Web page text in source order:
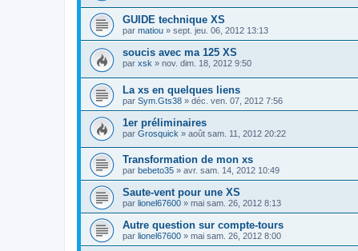
GUIDE technique XS
par matiou » sept. jeu. 06, 2012 13:13
soucis avec ma 125 XS
par xsk » nov. dim. 18, 2012 9:50
La xs en quelques liens
par Sym.Gts38 » déc. ven. 07, 2012 7:56
1er préliminaires
par Grosquick » août sam. 11, 2012 20:22
Transformation de mon xs
par bebeto35 » avr. sam. 14, 2012 10:49
Saute-vent pour une XS
par lionel67600 » mai sam. 26, 2012 8:13
Autre question sur compte-tours
par lionel67600 » mai sam. 26, 2012 8:00